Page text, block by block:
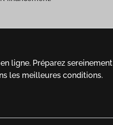
ligne. Préparez sereinement
les meilleures conditions.